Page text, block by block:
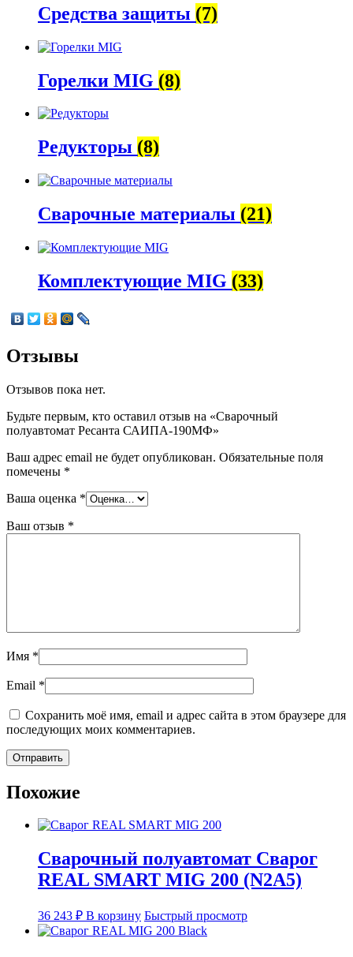
Средства защиты (7)
Горелки MIG (8)
Редукторы (8)
Сварочные материалы (21)
Комплектующие MIG (33)
Отзывы
Отзывов пока нет.
Будьте первым, кто оставил отзыв на «Сварочный
полуавтомат Ресанта САИПА-190МФ»
Ваш адрес email не будет опубликован. Обязательные поля
помечены *
Ваша оценка *
Ваш отзыв *
Имя *
Email *
Сохранить моё имя, email и адрес сайта в этом браузере для
последующих моих комментариев.
Похожие
Сварочный полуавтомат Сварог
REAL SMART MIG 200 (N2A5)
36 243 ₽ В корзину Быстрый просмотр